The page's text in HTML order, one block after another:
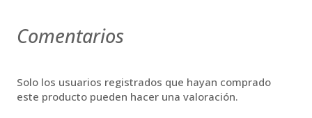
Comentarios
Solo los usuarios registrados que hayan comprado
este producto pueden hacer una valoración.